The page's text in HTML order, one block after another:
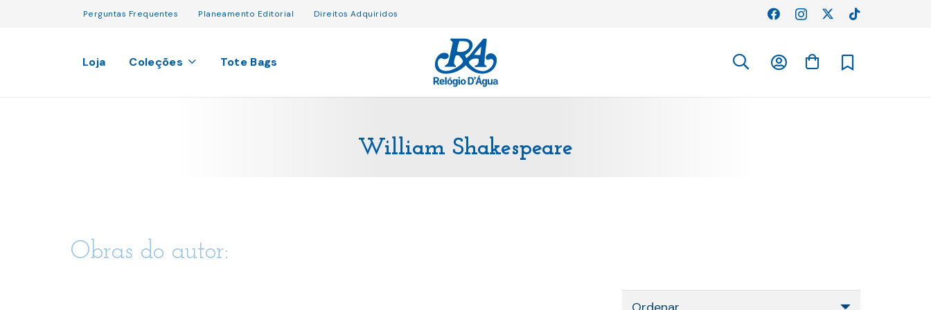
Perguntas Frequentes Planeamento Editorial Direitos Adquiridos
Loja Coleções Tote Bags
William Shakespeare
Obras do autor: